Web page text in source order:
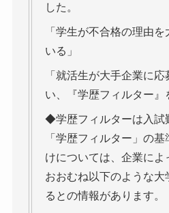
した。
「学生が不合格の理由
いる」
「就活生が大手企業に
い、『学歴フィルター』
◆学歴フィルターは入試
「学歴フィルター」の
けについては、企業によ
おおむね以下のような大
るとの情報があります。